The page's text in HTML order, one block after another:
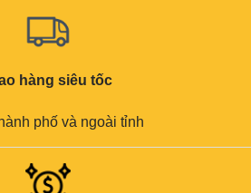
hàng siêu tốc
phố và ngoài tỉnh